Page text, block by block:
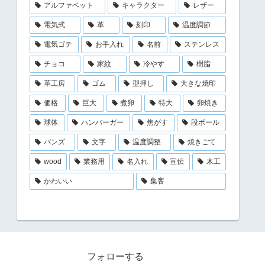
アルファベット キャラクター レザー
電気式 革 刻印 温度調節
電気ゴテ お手入れ 名前 ステンレス
チョコ 家紋 冷やす 樹脂
革工房 ゴム 型押し 大きな焼印
価格 巨大 煮卵 特大 卵焼き
球体 ハンバーガー 焦がす 段ボール
バンズ 文字 温度調整 焼きごて
wood 業務用 名入れ 宣伝 木工
かわいい 集客
フォローする